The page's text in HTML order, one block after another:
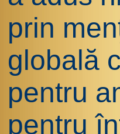
prin
globală
pentru
pentru